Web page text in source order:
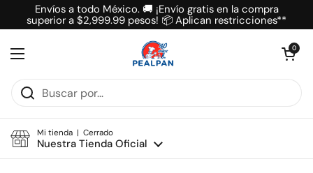
Ir al contenido
Envíos a todo México. 🚚 ¡Envío gratis en la compra
superior a $2,999.99 pesos! 📦 Aplican restricciones**
Abrir menú
Abrir carrito
0
Mi tienda | Cerrado
Nuestra Tienda Oficial